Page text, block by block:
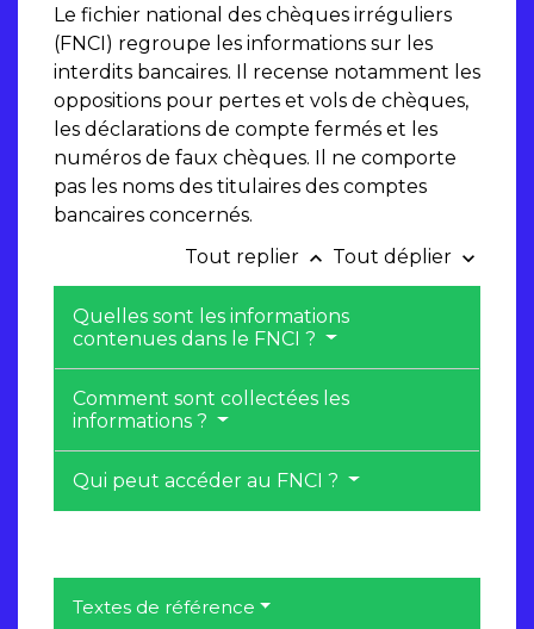
Le fichier national des chèques irréguliers
(FNCI) regroupe les informations sur les
interdits bancaires. Il recense notamment les
oppositions pour pertes et vols de chèques,
les déclarations de compte fermés et les
numéros de faux chèques. Il ne comporte
pas les noms des titulaires des comptes
bancaires concernés.
Tout replier keyboard_arrow_up Tout déplier keyboard_arrow_down
Quelles sont les informations
contenues dans le FNCI ?
Comment sont collectées les
informations ?
Qui peut accéder au FNCI ?
Textes de référence